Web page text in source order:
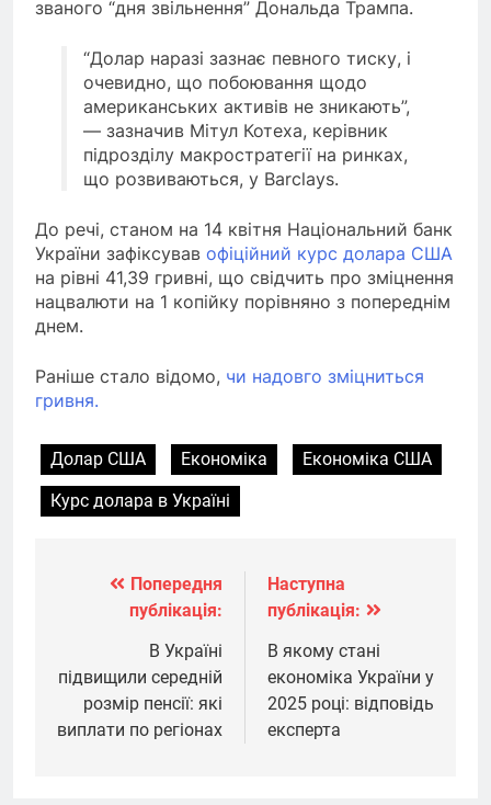
званого “дня звільнення” Дональда Трампа.
“Долар наразі зазнає певного тиску, і
очевидно, що побоювання щодо
американських активів не зникають”,
— зазначив Мітул Котеха, керівник
підрозділу макростратегії на ринках,
що розвиваються, у Barclays.
До речі, станом на 14 квітня Національний банк
України зафіксував офіційний курс долара США
на рівні 41,39 гривні, що свідчить про зміцнення
нацвалюти на 1 копійку порівняно з попереднім
днем.
Раніше стало відомо, чи надовго зміцниться
гривня.
Долар США Економіка
Економіка США
Курс долара в Україні
Навігація
записів
Попередня
публікація:
В Україні
підвищили середній
розмір пенсії: які
виплати по регіонах
Наступна
публікація:
В якому стані
економіка України у
2025 році: відповідь
експерта